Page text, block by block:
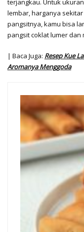
terjangkau. Untuk
lembar, harganya
pangsitnya, kamu bisa
pangsit coklat lumer dan
| Baca Juga: Resep Kue
Aromanya Menggoda